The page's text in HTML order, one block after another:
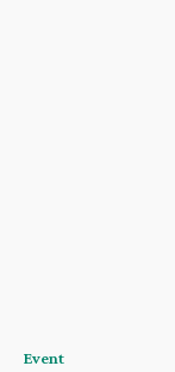
Event